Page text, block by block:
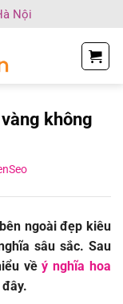
Nội
không
ngoài đẹp kiêu
sâu sắc. Sau
vềý nghĩa hoa